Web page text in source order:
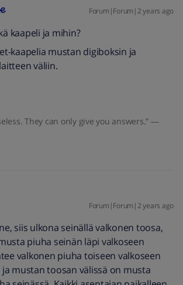
Forum|Forum|2 years ago
kaapeli ja mihin?
kaapelia mustan digiboksin ja
väliin.
They can only give you answers.” ―
Forum|Forum|2 years ago
siis ulkona seinällä valkonen toosa,
piuha seinän läpi valkoseen
valkonen piuha toiseen valkoseen
mustan toosan välissä on musta